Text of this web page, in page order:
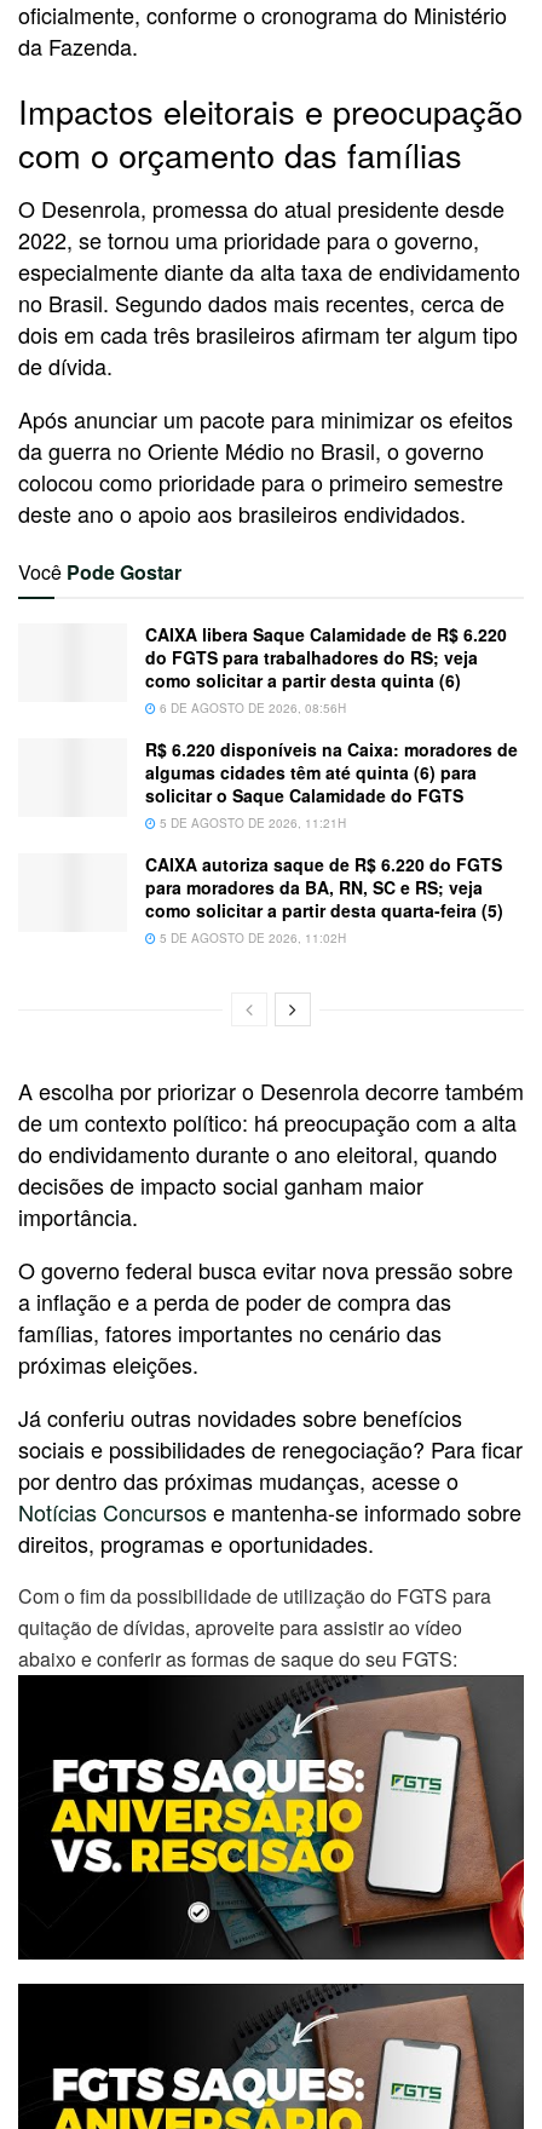
oficialmente, conforme o cronograma do Ministério
da Fazenda.
Impactos eleitorais e preocupação
com o orçamento das famílias
O Desenrola, promessa do atual presidente desde
2022, se tornou uma prioridade para o governo,
especialmente diante da alta taxa de endividamento
no Brasil. Segundo dados mais recentes, cerca de
dois em cada três brasileiros afirmam ter algum tipo
de dívida.
Após anunciar um pacote para minimizar os efeitos
da guerra no Oriente Médio no Brasil, o governo
colocou como prioridade para o primeiro semestre
deste ano o apoio aos brasileiros endividados.
Você Pode Gostar
CAIXA libera Saque Calamidade de R$ 6.220
do FGTS para trabalhadores do RS; veja
como solicitar a partir desta quinta (6)
6 DE AGOSTO DE 2026, 08:56H
R$ 6.220 disponíveis na Caixa: moradores de
algumas cidades têm até quinta (6) para
solicitar o Saque Calamidade do FGTS
5 DE AGOSTO DE 2026, 11:21H
CAIXA autoriza saque de R$ 6.220 do FGTS
para moradores da BA, RN, SC e RS; veja
como solicitar a partir desta quarta-feira (5)
5 DE AGOSTO DE 2026, 11:02H
A escolha por priorizar o Desenrola decorre também
de um contexto político: há preocupação com a alta
do endividamento durante o ano eleitoral, quando
decisões de impacto social ganham maior
importância.
O governo federal busca evitar nova pressão sobre
a inflação e a perda de poder de compra das
famílias, fatores importantes no cenário das
próximas eleições.
Já conferiu outras novidades sobre benefícios
sociais e possibilidades de renegociação? Para ficar
por dentro das próximas mudanças, acesse o
Notícias Concursose mantenha-se informado sobre
direitos, programas e oportunidades.
Com o fim da possibilidade de utilização do FGTS para
quitação de dívidas, aproveite para assistir ao vídeo
abaixo e conferir as formas de saque do seu FGTS: